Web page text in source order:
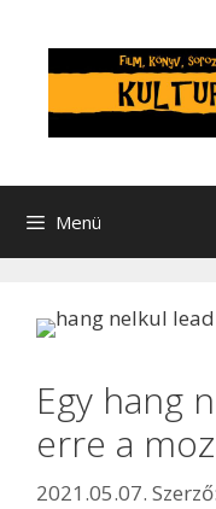
Menü
Egy hang
erre a
2021.05.07. Szerző: